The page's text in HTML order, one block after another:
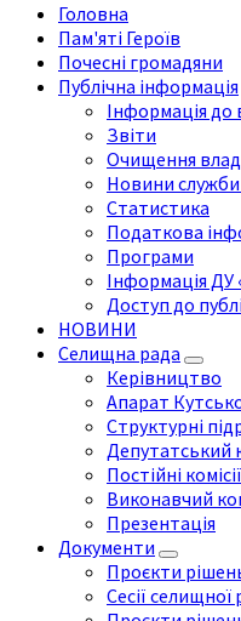
Головна
Пам'яті Героїв
Почесні громадяни
Публічна інформація
Інформація до
Звіти
Очищення
Новини служби
Статистика
Податкова
Програми
Інформація
Доступ до
НОВИНИ
Селищна рада
Керівництво
Апарат
Структурні
Депутатський
Постійні комісії
Виконавчий
Презентація
Документи
Проєкти
Сесії селищної